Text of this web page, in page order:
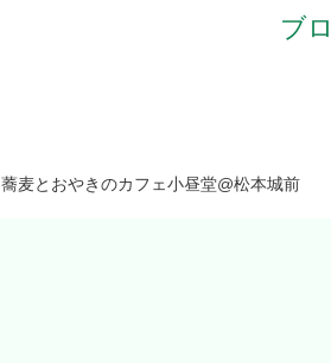
ブ
蕎麦とおやきのカフェ小昼堂@松本城前